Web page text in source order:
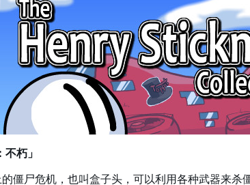
朽」
僵尸危机，也叫盒子头，可以利用各种武器来杀